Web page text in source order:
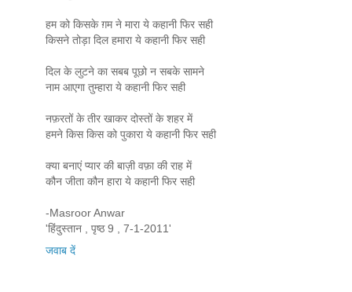
हम को किसके ग़म ने मारा ये कहानी फिर सही
किसने तोड़ा दिल हमारा ये कहानी फिर सही
दिल के लुटने का सबब पूछो न सबके सामने
नाम आएगा तुम्हारा ये कहानी फिर सही
नफ़रतों के तीर खाकर दोस्तों के शहर में
हमने किस किस को पुकारा ये कहानी फिर सही
क्या बनाएं प्यार की बाज़ी वफ़ा की राह में
कौन जीता कौन हारा ये कहानी फिर सही
-Masroor Anwar
'हिंदुस्तान , पृष्ठ 9 , 7-1-2011'
जवाब दें